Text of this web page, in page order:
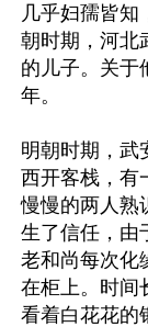
几乎妇孺皆知
朝时期，河北
的儿子。关于
年。
明朝时期，武
西开客栈，有
慢慢的两人熟
生了信任，由
老和尚每次化
在柜上。时间
看着白花花的